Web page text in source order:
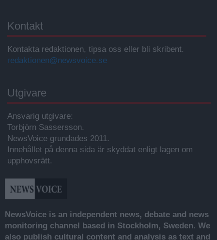
Kontakt
Kontakta redaktionen, tipsa oss eller bli skribent.
redaktionen@newsvoice.se
Utgivare
Ansvarig utgivare:
Torbjörn Sassersson.
NewsVoice grundades 2011.
Innehållet på denna sida är skyddat enligt lagen om
upphovsrätt.
NewsVoice is an independent news, debate and news
monitoring channel based in Stockholm, Sweden. We
also publish cultural content and analysis as text and